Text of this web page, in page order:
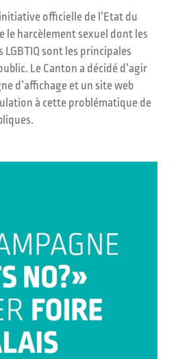
officielle de l’Etat du
le harcèlement sexuel dont les
sont les principales
Le Canton a décidé d’agir
d’affichage et un site web
à cette problématique de